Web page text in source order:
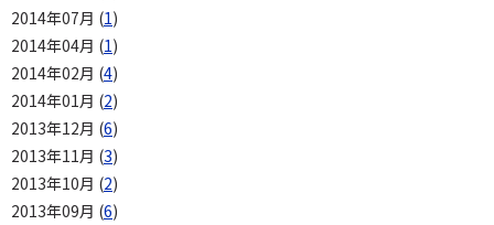
2014年07月 (1)
2014年04月 (1)
2014年02月 (4)
2014年01月 (2)
2013年12月 (6)
2013年11月 (3)
2013年10月 (2)
2013年09月 (6)